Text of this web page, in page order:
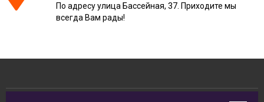
По адресу улица Бассейная, 37. Приходите мы
всегда Вам рады!